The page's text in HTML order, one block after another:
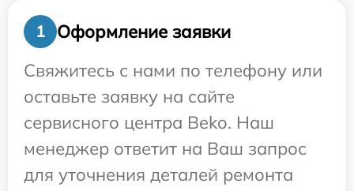
1
Оформление заявки
Свяжитесь с нами по телефону или
оставьте заявку на сайте
сервисного центра Beko. Наш
менеджер ответит на Ваш запрос
для уточнения деталей ремонта